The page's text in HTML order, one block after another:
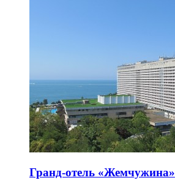
Гранд-отель «Жемчужина»